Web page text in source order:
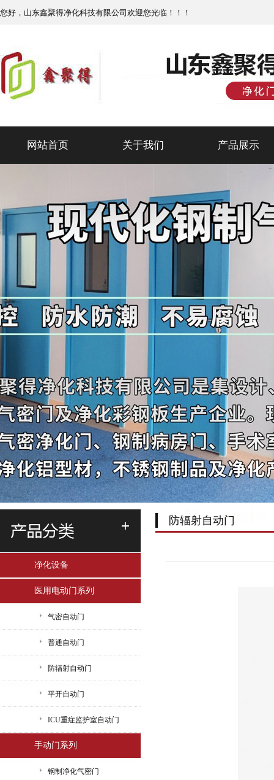
您好，山东鑫聚得净化科技有限公司欢迎您光临！！！
网站首页 关于我们 产品展示
净化设备
医用电动门系列
气密自动门
普通自动门
防辐射自动门
平开自动门
ICU重症监护室自动门
手动门系列
钢制净化气密门
防辐射自动门